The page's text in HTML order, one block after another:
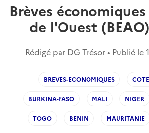
Brèves
de l'Ouest
Rédigé par DG Trésor • Publié le
BREVES-ECONOMIQUES
BURKINA-FASO MALI NIGER
TOGO BENIN MAURITANIE